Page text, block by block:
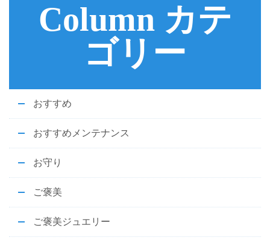
Column カテ
ゴリー
おすすめ
おすすめメンテナンス
お守り
ご褒美
ご褒美ジュエリー